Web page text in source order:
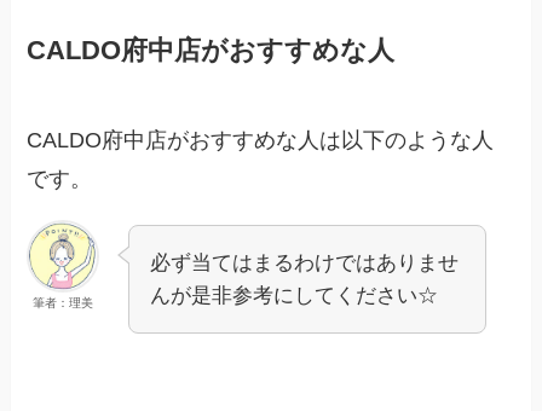
CALDO府中店がおすすめな人
CALDO府中店がおすすめな人は以下のような人
です。
筆者：理美
必ず当てはまるわけではありませ
んが是非参考にしてください☆